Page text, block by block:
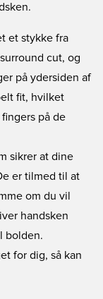
et stykke fra
cut, og
på ydersiden af
fit, hvilket
på de
sikrer at dine
er tilmed til at
om du vil
handsken
bolden.
for dig, så kan